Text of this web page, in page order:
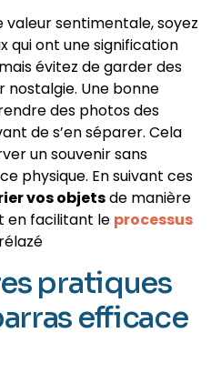
valeur sentimentale, soyez
qui ont une signification
évitez de garder des
Une bonne
des photos des
de s’en séparer. Cela
un souvenir sans
physique. En suivant ces
vos objetsde manière
en facilitant le processus
pratiques
efficace